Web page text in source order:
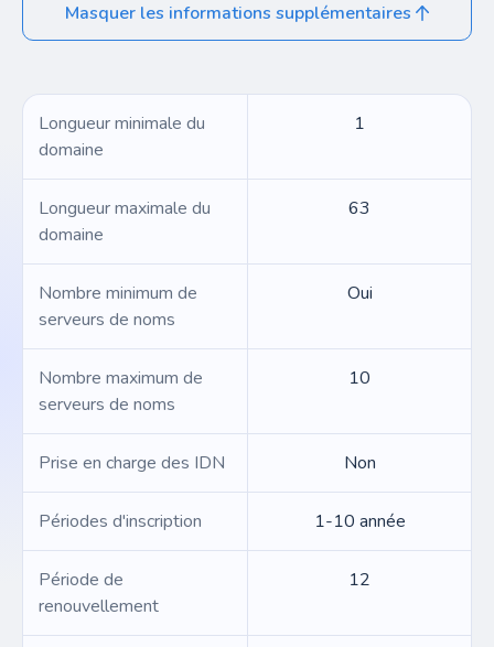
Masquer les informations supplémentaires
Longueur minimale du
domaine
1
Longueur maximale du
domaine
63
Nombre minimum de
serveurs de noms
Oui
Nombre maximum de
serveurs de noms
10
Prise en charge des IDN Non
Périodes d'inscription 1-10 année
Période de
renouvellement
12